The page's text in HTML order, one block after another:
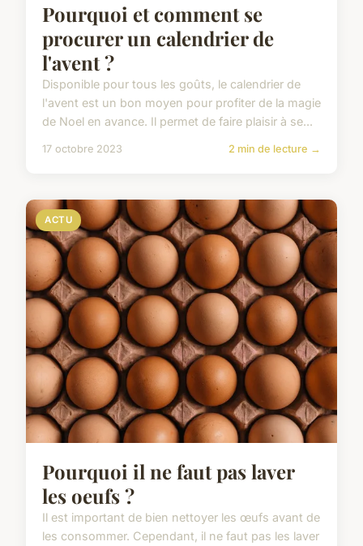
Pourquoi et comment se
procurer un calendrier de
l'avent ?
Disponible pour tous les goûts, le calendrier de
l'avent est un bon moyen pour profiter de la magie
de Noel en avance. Il permet de faire plaisir à se...
17 octobre 2023 2 min de lecture →
ACTU
Pourquoi il ne faut pas laver
les oeufs ?
Il est important de bien nettoyer les œufs avant de
les consommer. Cependant, il ne faut pas les laver